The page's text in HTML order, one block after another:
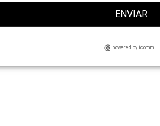
ENVIAR
powered by icomm